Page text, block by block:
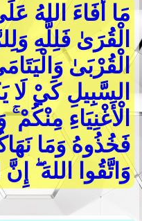
مَا أَفَاءَ اللهُ
الْقُرَىٰ فَلِلَّهِ
الْقُرْبَىٰ
السَّبِيلِ كَيْ لَا
الْأَغْنِيَاءِ
فَخُذُوهُ وَمَا
وَاتَّقُوا اللهَ